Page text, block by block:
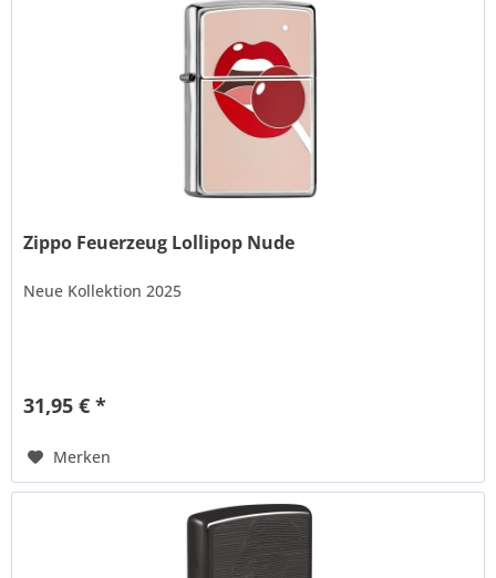
Zippo Feuerzeug Lollipop Nude
Neue Kollektion 2025
31,95 € *
Merken